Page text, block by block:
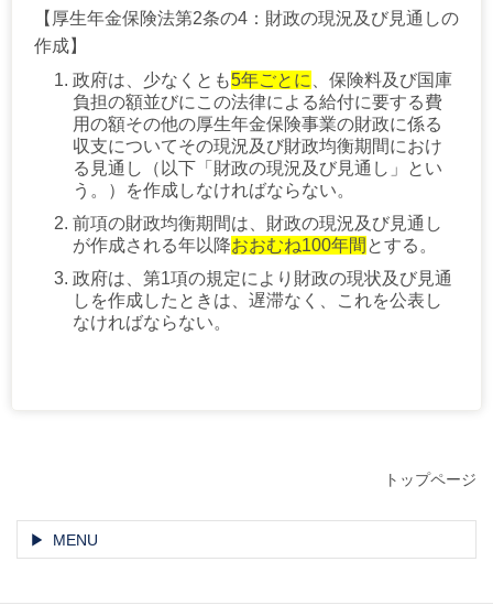
​【厚生年金保険法第2条の4：財政の現況及び見通しの
作成】
政府は、少なくとも5年ごとに
、保険料及び国庫
負担の額並びにこの法律による給付に要する費
用の額その他の厚生年金保険事業の財政に係る
収支についてその現況及び財政均衡期間におけ
る見通し（以下「財政の現況及び見通し」とい
う。）を作成しなければならない。
前項の財政均衡期間は、財政の現況及び見通し
が作成される年以降おおむね100年間 とする。
政府は、第1項の規定により財政の現状及び見通
しを作成したときは、遅滞なく、これを公表し
なければならない。
トップページ
MENU